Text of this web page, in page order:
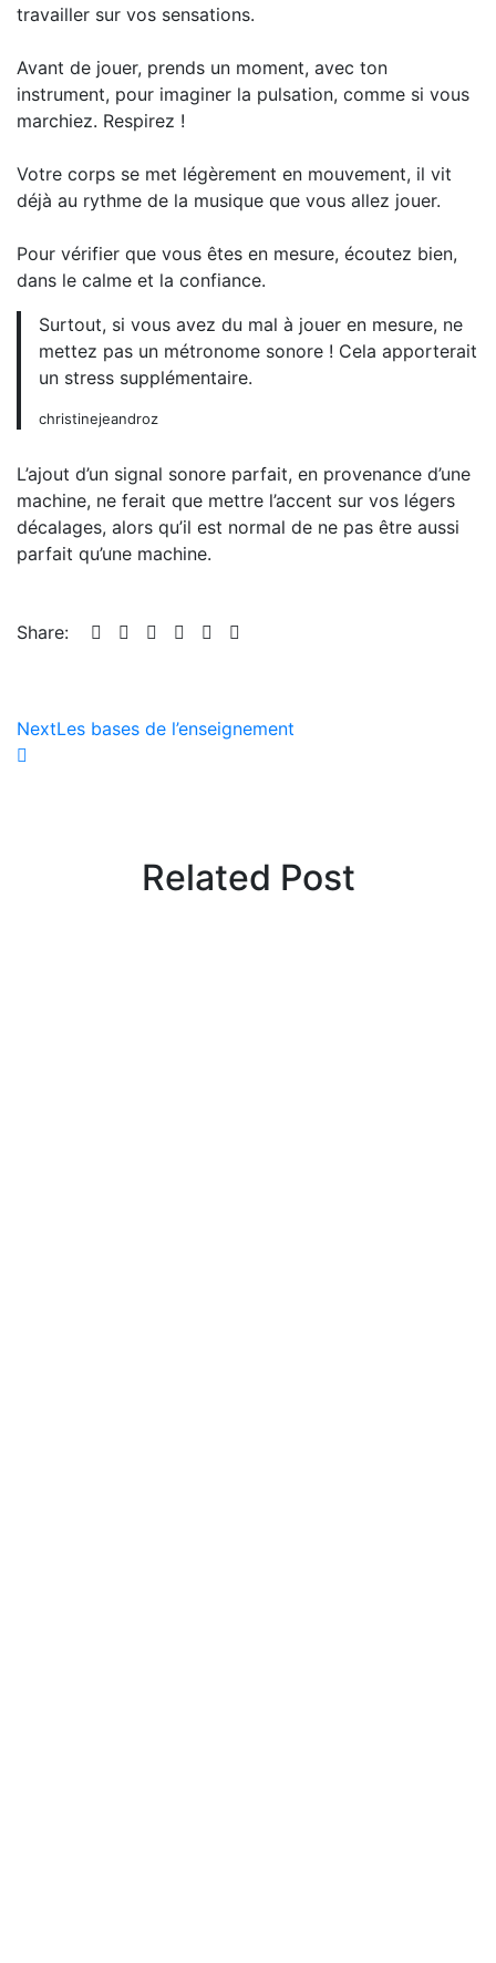
travailler sur vos sensations.
Avant de jouer, prends un moment, avec ton
instrument, pour imaginer la pulsation, comme si vous
marchiez. Respirez !
Votre corps se met légèrement en mouvement, il vit
déjà au rythme de la musique que vous allez jouer.
Pour vérifier que vous êtes en mesure, écoutez bien,
dans le calme et la confiance.
Surtout, si vous avez du mal à jouer en mesure, ne
mettez pas un métronome sonore ! Cela apporterait
un stress supplémentaire.
christinejeandroz
L’ajout d’un signal sonore parfait, en provenance d’une
machine, ne ferait que mettre l’accent sur vos légers
décalages, alors qu’il est normal de ne pas être aussi
parfait qu’une machine.
Share:
Navigation
de
NextLes bases de l’enseignement
Related Post